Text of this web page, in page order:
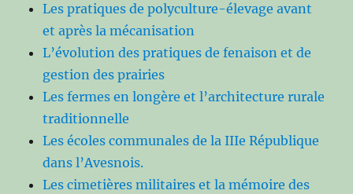
Les pratiques de polyculture-élevage avant
et après la mécanisation
L’évolution des pratiques de fenaison et de
gestion des prairies
Les fermes en longère et l’architecture rurale
traditionnelle
Les écoles communales de la IIIe République
dans l’Avesnois.
Les cimetières militaires et la mémoire des